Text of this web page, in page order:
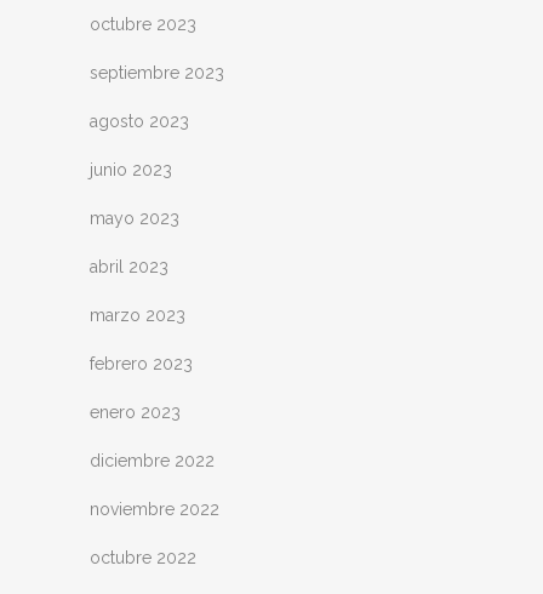
octubre 2023
septiembre 2023
agosto 2023
junio 2023
mayo 2023
abril 2023
marzo 2023
febrero 2023
enero 2023
diciembre 2022
noviembre 2022
octubre 2022